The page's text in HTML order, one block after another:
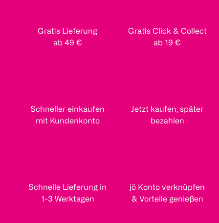
Gratis Lieferung
ab 49 €
Gratis Click & Collect
ab 19 €
Schneller einkaufen
mit Kundenkonto
Jetzt kaufen, später
bezahlen
Schnelle Lieferung in
1-3 Werktagen
jö Konto verknüpfen
& Vorteile genießen